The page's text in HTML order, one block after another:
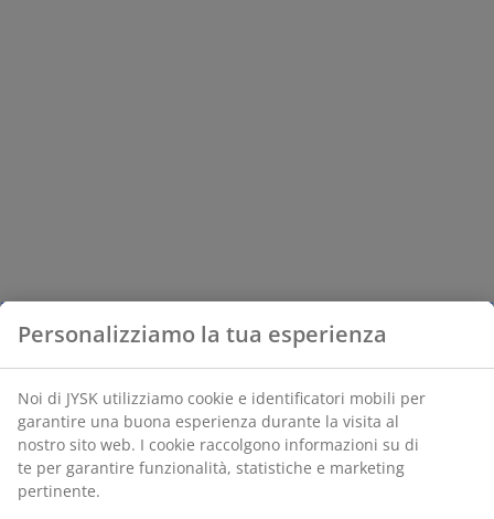
Personalizziamo la tua esperienza
Noi di JYSK utilizziamo cookie e identificatori mobili per
garantire una buona esperienza durante la visita al
nostro sito web. I cookie raccolgono informazioni su di
te per garantire funzionalità, statistiche e marketing
pertinente.